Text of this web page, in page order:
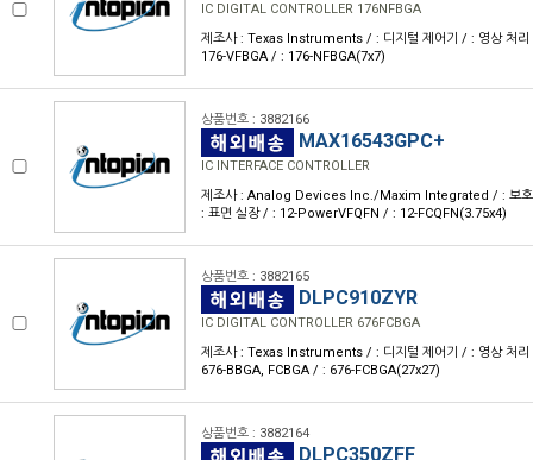
IC DIGITAL CONTROLLER 176NFBGA
제조사 : Texas Instruments / : 디지털 제어기 / : 영상 처리
176-VFBGA / : 176-NFBGA(7x7)
상품번호 : 3882166
MAX16543GPC+
IC INTERFACE CONTROLLER
제조사 : Analog Devices Inc./Maxim Integrated / : 보호
: 표면 실장 / : 12-PowerVFQFN / : 12-FCQFN(3.75x4)
상품번호 : 3882165
DLPC910ZYR
IC DIGITAL CONTROLLER 676FCBGA
제조사 : Texas Instruments / : 디지털 제어기 / : 영상 처리
676-BBGA, FCBGA / : 676-FCBGA(27x27)
상품번호 : 3882164
DLPC350ZFF